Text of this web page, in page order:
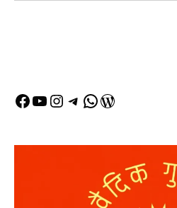
Facebook
YouTube
Instagram
Telegram
WhatsApp
WordPress